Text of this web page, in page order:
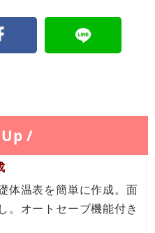
/
体温表を簡単に作成。面
。オートセーブ機能付き